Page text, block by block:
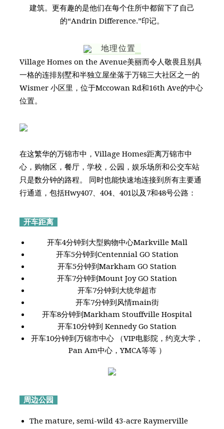
建筑。更有趣的是他们在每个住所中都留下了自己
的“Andrin Difference.”印记。
地理位置
Village Homes on the Avenue美丽而令人敬畏且别具
一格的连排别墅和半独立屋坐落于万锦三大社区之一的
Wismer 小区里，位于Mccowan Rd和16th Ave的中心
位置。
在这繁华的万锦市中，Village Homes距离万锦市中
心，购物区，餐厅，学校，公园，娱乐场所和公交车站
只是数分钟的路程。 同时也能快速地连接到所有主要通
行通道，包括Hwy407、404、401以及7和48号公路：
开车距离
开车4分钟到大型购物中心Markville Mall
开车5分钟到Centennial GO Station
开车5分钟到Markham GO Station
开车7分钟到Mount Joy GO Station
开车7分钟到大统华超市
开车7分钟到风情main街
开车8分钟到Markham Stouffville Hospital
开车10分钟到 Kennedy Go Station
开车10分钟到万锦市中心 （VIP电影院，约克大学，
Pan Am中心，YMCA等等 ）
周边公园
The mature, semi-wild 43-acre Raymerville